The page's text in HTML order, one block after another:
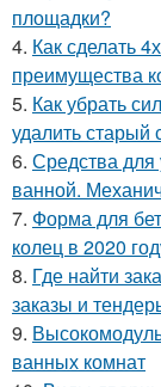
площадки?
4. Как сделать
преимущества
5. Как убрать
удалить старый
6. Средства для
ванной.
7. Форма для
колец в 2020
8. Где найти
заказы и
9.
ванных комнат